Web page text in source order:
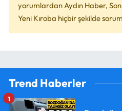
yorumlardan Aydın Haber,
Yeni Kıroba hiçbir şekilde
Trend Haberler
1